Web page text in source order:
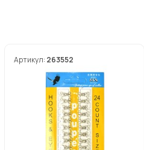
Артикул: 263552